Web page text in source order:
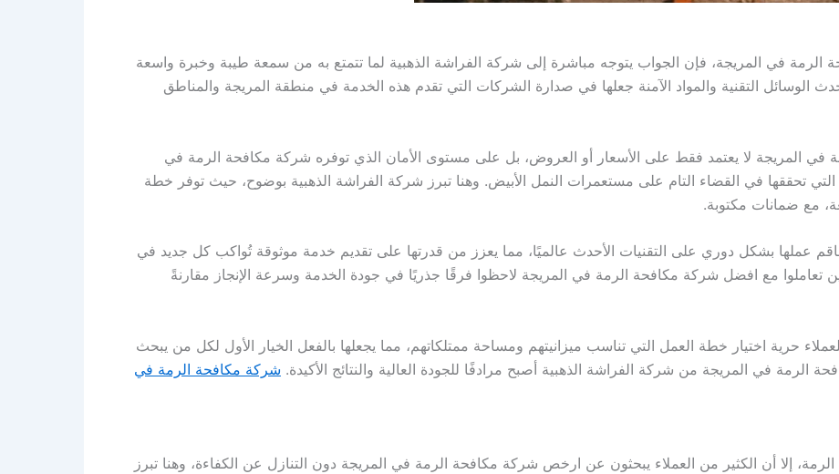
في المريجة، فإن الجواب يتوجه مباشرة إلى شركة الفراشة الذهبية لما تتمتع به من سمعة طيبة وخبرة واسعة
الوسائل التقنية والمواد الآمنة جعلها في صدارة الشركات التي تقدم هذه الخدمة في منطقة المريجة والمناطق
في المريجة لا يعتمد فقط على الأسعار أو العروض، بل على مستوى الأمان الذي توفره شركة مكافحة الرمة في
التي تحققها في القضاء التام على مستعمرات النمل الأبيض. وهنا تبرز شركة الفراشة الذهبية بوضوح، حيث توفر خطة
مع ضمانات مكتوبة.
عملها بشكل دوري على التقنيات الأحدث عالميًا، مما يعزز من قدرتها على تقديم خدمة موثوقة تُواكب كل جديد في
تعاملوا مع افضل شركة مكافحة الرمة في المريجة لاحظوا فرقًا جذريًا في جودة الخدمة وسرعة الإنجاز مقارنةً
حرية اختيار خطة العمل التي تناسب ميزانيتهم ومساحة ممتلكاتهم، مما يجعلها بالفعل الخيار الأول لكل من يبحث
الرمة في المريجة من شركة الفراشة الذهبية أصبح مرادفًا للجودة العالية والنتائج الأكيدة. شركة مكافحة الرمة في
إلا أن الكثير من العملاء يبحثون عن ارخص شركة مكافحة الرمة في المريجة دون التنازل عن الكفاءة، وهنا تبرز